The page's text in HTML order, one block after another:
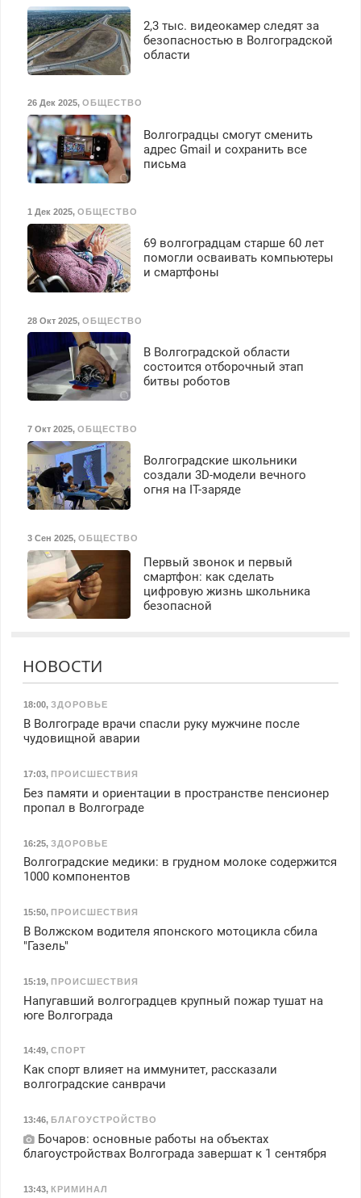
2,3 тыс. видеокамер следят за
безопасностью в Волгоградской
области
26 Дек 2025, ОБЩЕСТВО
Волгоградцы смогут сменить
адрес Gmail и сохранить все
письма
1 Дек 2025, ОБЩЕСТВО
69 волгоградцам старше 60 лет
помогли осваивать компьютеры
и смартфоны
28 Окт 2025, ОБЩЕСТВО
В Волгоградской области
состоится отборочный этап
битвы роботов
7 Окт 2025, ОБЩЕСТВО
Волгоградские школьники
создали 3D-модели вечного
огня на IT-заряде
3 Сен 2025, ОБЩЕСТВО
Первый звонок и первый
смартфон: как сделать
цифровую жизнь школьника
безопасной
НОВОСТИ
18:00, ЗДОРОВЬЕ
В Волгограде врачи спасли руку мужчине после
чудовищной аварии
17:03, ПРОИСШЕСТВИЯ
Без памяти и ориентации в пространстве пенсионер
пропал в Волгограде
16:25, ЗДОРОВЬЕ
Волгоградские медики: в грудном молоке содержится
1000 компонентов
15:50, ПРОИСШЕСТВИЯ
В Волжском водителя японского мотоцикла сбила
"Газель"
15:19, ПРОИСШЕСТВИЯ
Напугавший волгоградцев крупный пожар тушат на
юге Волгограда
14:49, СПОРТ
Как спорт влияет на иммунитет, рассказали
волгоградские санврачи
13:46, БЛАГОУСТРОЙСТВО
Бочаров: основные работы на объектах
благоустройствах Волгограда завершат к 1 сентября
13:43, КРИМИНАЛ